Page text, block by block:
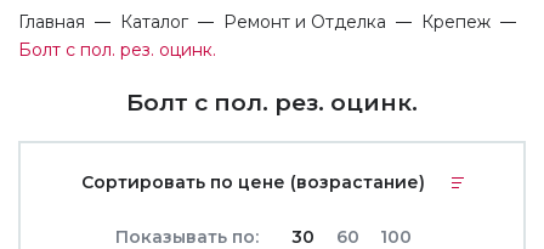
Главная Каталог Ремонт и Отделка
Крепеж
Болт с пол. рез. оцинк.
Болт с пол. рез. оцинк.
Сортировать по цене (возрастание)
Показывать по: 30 60 100